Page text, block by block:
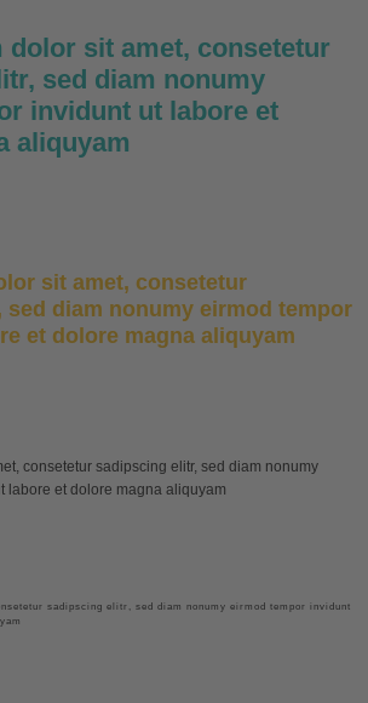
dolor sit amet, consetetur
sed diam nonumy
invidunt ut labore et
aliquyam
sit amet, consetetur
sed diam nonumy eirmod tempor
et dolore magna aliquyam
consetetur sadipscing elitr, sed diam nonumy
labore et dolore magna aliquyam
sadipscing elitr, sed diam nonumy eirmod tempor invidunt